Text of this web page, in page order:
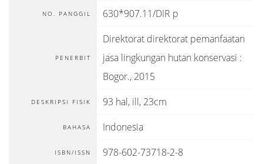
NO. PANGGIL 630*907.11/DIR p
PENERBIT
Direktorat direktorat pemanfaatan
jasa lingkungan hutan konservasi :
Bogor., 2015
DESKRIPSI FISIK 93 hal, ill, 23cm
BAHASA Indonesia
ISBN/ISSN 978-602-73718-2-8